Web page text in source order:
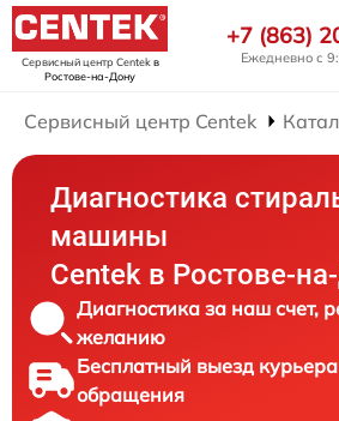
Сервисный центр Centekв
Ростове-на-Дону
+7 (863)
Ежедневно с
Сервисный центр Centek
Диагностика
машины
Centek в Ростове-
Диагностика за наш счет,
желанию
Бесплатный выезд
обращения